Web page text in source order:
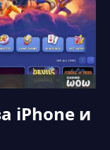
iPhone и